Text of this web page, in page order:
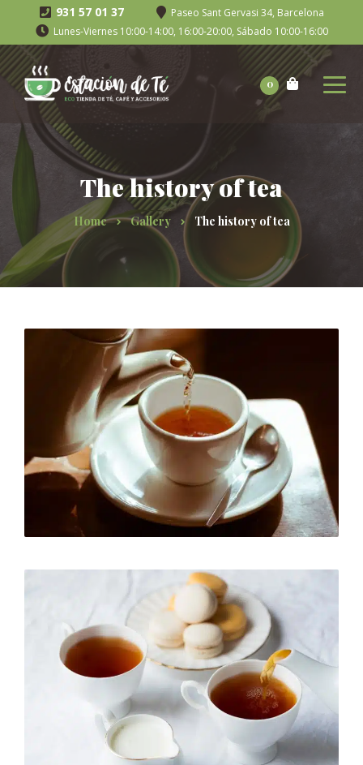
931 57 01 37
Paseo Sant Gervasi 34, Barcelona
Lunes-Viernes 10:00-14:00, 16:00-20:00, Sábado 10:00-16:00
0
The history of tea
Home Gallery The history of tea